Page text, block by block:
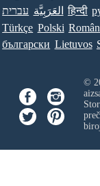
עברית العَرَبِيَّة हिन्दी
Türkçe Polski
български Lietuvos
©